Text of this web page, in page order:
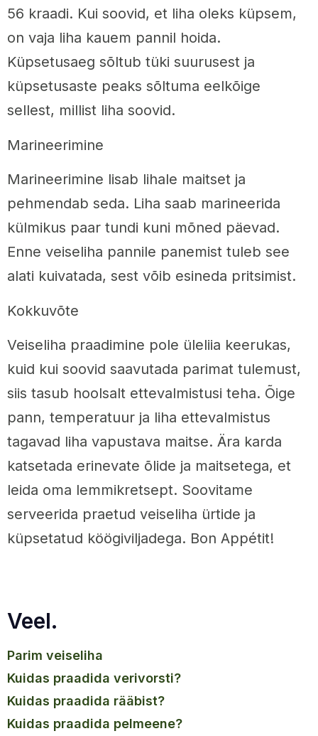
56 kraadi. Kui soovid, et liha oleks küpsem,
on vaja liha kauem pannil hoida.
Küpsetusaeg sõltub tüki suurusest ja
küpsetusaste peaks sõltuma eelkõige
sellest, millist liha soovid.
Marineerimine
Marineerimine lisab lihale maitset ja
pehmendab seda. Liha saab marineerida
külmikus paar tundi kuni mõned päevad.
Enne veiseliha pannile panemist tuleb see
alati kuivatada, sest võib esineda pritsimist.
Kokkuvõte
Veiseliha praadimine pole üleliia keerukas,
kuid kui soovid saavutada parimat tulemust,
siis tasub hoolsalt ettevalmistusi teha. Õige
pann, temperatuur ja liha ettevalmistus
tagavad liha vapustava maitse. Ära karda
katsetada erinevate õlide ja maitsetega, et
leida oma lemmikretsept. Soovitame
serveerida praetud veiseliha ürtide ja
küpsetatud köögiviljadega. Bon Appétit!
Veel.
parim veiseliha
kuidas praadida verivorsti?
kuidas praadida rääbist?
kuidas praadida pelmeene?